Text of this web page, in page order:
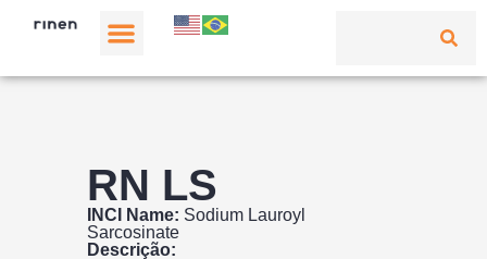
RN LS
INCI Name: Sodium Lauroyl
Sarcosinate
Descrição: